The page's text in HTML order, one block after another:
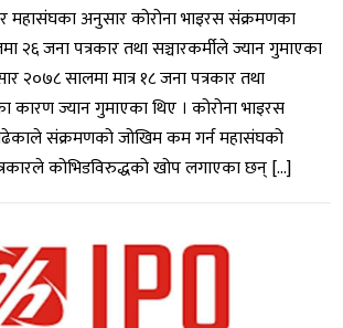
महासंघका अनुसार कोरोना भाइरस संक्रमणका
२६ जना पत्रकार तथा सञ्चारकर्मीले ज्यान गुमाएका
२०७८ सालमा मात्र १८ जना पत्रकार तथा
कारण ज्यान गुमाएका थिए । कोरोना भाइरस
संक्रमणको जोखिम कम गर्न महासंघको
कोभिडविरुद्धको खोप लगाएका छन् […]